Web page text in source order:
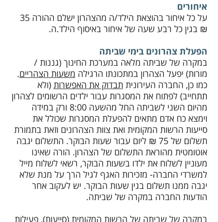
איחורים
על כל איחור בהוצאת הילד/ה מהצהרון ישלם ההורה 35
₪ בגין כל רבע שעה של איחור באיסוף הילד.ה.
הפעלת צהרונים בימי שביתה
במקרה של שביתה מלאה במערכת החינוך (גננות /
מורות) יפעל הצהרון במתכונתו הרגילה משעות הצהריים.
כמו כן, החברה העירונית תבדוק את האפשרות (ולא
תתחייב) לפתוח את המסגרות עבור ילדים הרשומים לצהרון
מהיום השני לשביתה החל מהשעה 8:00 ורק במידה
וימצא כח אדם מתאים להפעלת המסגרות שכולל את
סייעות הרשות המקומית ואת צוות הצהרונים וזאת בתמורת
תשלום של 75 ₪ ליום עבור שעות הבוקר. התשלום יגבה
אוטומטית מהוראת התשלום של הצהרון. הורה שאינו
מעוניין לשלוח את ילדו בשעות הבוקר, רשאי לשלוח מייל
למשרדי החברה- מזכירות האגף לגיל הרך על מנת שלא
יגבה ממנו תשלום בגין שעות הבוקר. יש לעקוב אחר
הודעות החברה במקרה של שביתה.
במקרה של שביתה של הרשות המקומית (סייעות), פעילות